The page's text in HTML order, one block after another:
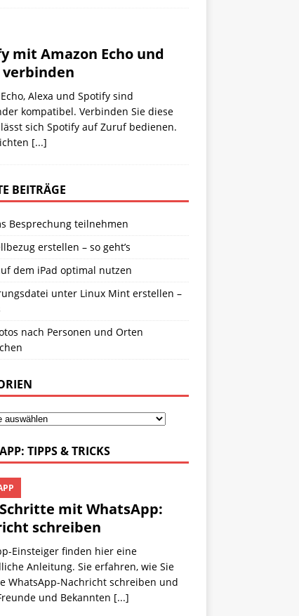
mit Amazon Echo und
Alexa und Spotify sind
kompatibel. Verbinden Sie diese
sich Spotify auf Zuruf bedienen.
[...]
BEITRÄGE
Besprechung teilnehmen
erstellen – so geht’s
dem iPad optimal nutzen
unter Linux Mint erstellen –
nach Personen und Orten
TIPPS & TRICKS
mit WhatsApp:
schreiben
Einsteiger finden hier eine
Anleitung. Sie erfahren, wie Sie
WhatsApp-Nachricht schreiben und
und Bekannten [...]